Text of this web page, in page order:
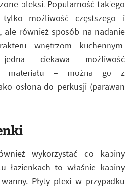
pleksi. Popularność takiego
możliwość częstszego i
ale również sposób na nadanie
wnętrzom kuchennym.
ciekawa możliwość
materiału – można go z
osłona do perkusji (parawan
wykorzystać do kabiny
łazienkach to właśnie kabiny
Płyty plexi w przypadku